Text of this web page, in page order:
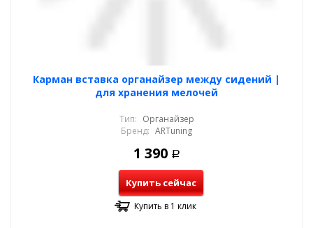
Карман вставка органайзер между сидений |
для хранения мелочей
Тип: Органайзер
Бренд: ARTuning
1 390 Р
Купить сейчас
Купить в 1 клик